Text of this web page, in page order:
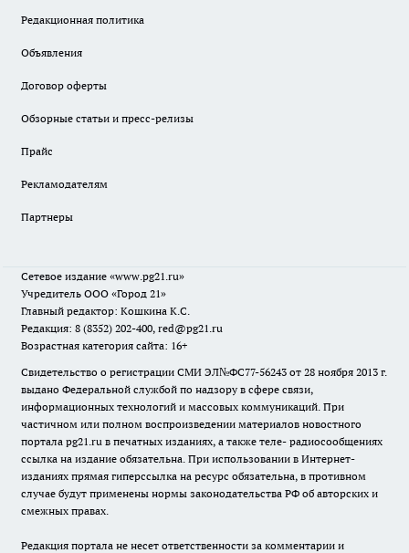
Редакционная политика
Объявления
Договор оферты
Обзорные статьи и пресс-релизы
Прайс
Рекламодателям
Партнеры
Сетевое издание «www.pg21.ru»
Учредитель ООО «Город 21»
Главный редактор: Кошкина К.С.
Редакция: 8 (8352) 202-400, red@pg21.ru
Возрастная категория сайта: 16+
Свидетельство о регистрации СМИ ЭЛ№ФС77-56243 от 28 ноября 2013 г.
выдано Федеральной службой по надзору в сфере связи,
информационных технологий и массовых коммуникаций. При
частичном или полном воспроизведении материалов новостного
портала pg21.ru в печатных изданиях, а также теле- радиосообщениях
ссылка на издание обязательна. При использовании в Интернет-
изданиях прямая гиперссылка на ресурс обязательна, в противном
случае будут применены нормы законодательства РФ об авторских и
смежных правах.
Редакция портала не несет ответственности за комментарии и